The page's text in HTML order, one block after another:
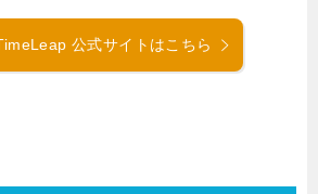
公式サイトはこちら